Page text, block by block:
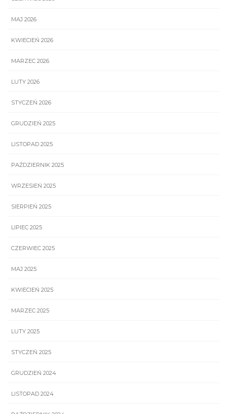
MAJ 2026
KWIECIEŃ 2026
MARZEC 2026
LUTY 2026
STYCZEŃ 2026
GRUDZIEŃ 2025
LISTOPAD 2025
PAŹDZIERNIK 2025
WRZESIEŃ 2025
SIERPIEŃ 2025
LIPIEC 2025
CZERWIEC 2025
MAJ 2025
KWIECIEŃ 2025
MARZEC 2025
LUTY 2025
STYCZEŃ 2025
GRUDZIEŃ 2024
LISTOPAD 2024